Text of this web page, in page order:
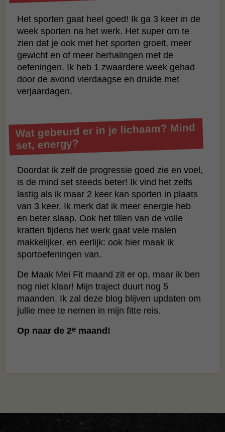
Het sporten gaat heel goed! Ik ga 3 keer in de
week sporten na het werk. Het super om te
zien dat je ook met het sporten groeit, meer
gewicht en of meer herhalingen met de
oefeningen. Ik heb 1 zwaardere week gehad
door de avond vierdaagse en drukte met
verjaardagen.
Wat gebeurd er in je lichaam? Mind
set, energy?
Doordat ik zelf de progressie goed zie en voel,
is de mind set steeds beter! Ik vind het zelfs
lastig als ik maar 2 keer kan sporten in plaats
van 3 keer. Ik merk dat ik meer energie heb
en beter slaap. Ook het tillen van de volle
kratten tijdens het werk gaat vele malen
makkelijker, en eerlijk: ook hier maak ik
sportoefeningen van.
De Maak Mei Fit maand zit er op, maar ik ben
nog niet klaar! Mijn traject duurt nog 5
maanden. Ik zal deze blog blijven updaten om
jullie mee te nemen in mijn fitte reis.
Op naar de 2e maand!